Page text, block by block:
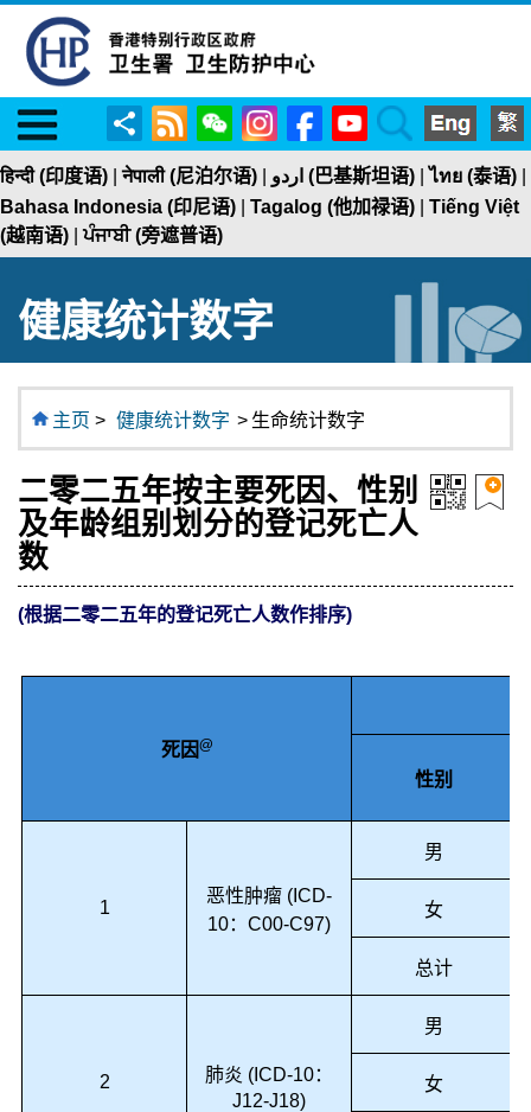
Menu
分
享
RSS WeChatInstagramFacebookYouTubeSearch
हिन्दी (印度语) |नेपाली (尼泊尔语) اردو (巴基斯坦语) |ไทย (泰语)
Bahasa Indonesia (印尼语)
Tagalog (他加禄语)
Tiếng Việt
(越南语) |ਪੰਜਾਬੀ (旁遮普语)
健康统计数字
主页 > 健康统计数字 > 生命统计数字
二零二五年按主要死因、性别
及年龄组别划分的登记死亡人
数
(根据二零二五年的登记死亡人数作排序)
死因@
性别
1
恶性肿瘤 (ICD-
10：C00-C97)
男
女
总计
2
肺炎 (ICD-10：
J12-J18)
男
女